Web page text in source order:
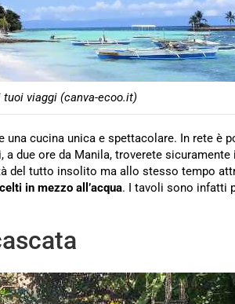
viaggi (canva-ecoo.it)
cucina unica e spettacolare. In rete è
a due ore da Manila, troverete sicuramente il
del tutto insolito ma allo stesso tempo
in mezzo all’acqua. I tavoli sono infatti